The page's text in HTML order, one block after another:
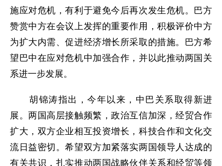
施应对危机，有利于避免今后再次发生危机。巴方
赞赏中方在会议上发挥的重要作用，积极评价中方
为扩大内需、促进经济增长所采取的措施。巴方希
望巴中在应对危机中加强合作，并以此推动两国关
系进一步发展。
胡锦涛指出，今年以来，中巴关系取得新进
展。两国高层接触频繁，政治互信加深，经贸合作
扩大，双方企业相互投资增长，科技合作和文化交
流日益密切。希望双方加紧落实两国领导人达成的
有关共识，扎实推动两国战略伙伴关系和经贸等领